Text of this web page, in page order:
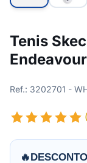
Tenis
Ref.: 3202701 -
🔥